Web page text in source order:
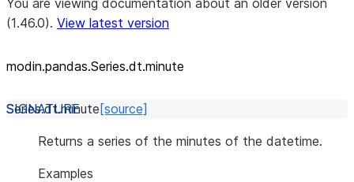
You are viewing documentation about an older version
(1.46.0). View latest version
modin.pandas.Series.dt.minute
Series.dt.minute [source]
Returns a series of the minutes of the datetime.
Examples